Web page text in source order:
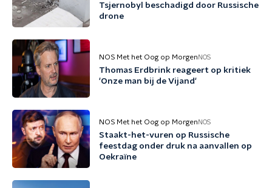
Tsjernobyl beschadigd door Russische
drone
NOS Met het Oog op Morgen NOS
Thomas Erdbrink reageert op kritiek
'Onze man bij de Vijand'
NOS Met het Oog op Morgen NOS
Staakt-het-vuren op Russische
feestdag onder druk na aanvallen op
Oekraïne